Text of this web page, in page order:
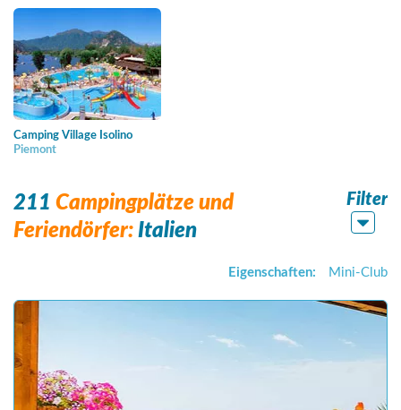
Camping Village Isolino
Piemont
211 Campingplätze und
Feriendörfer: Italien
Filter
Eigenschaften: Mini-Club